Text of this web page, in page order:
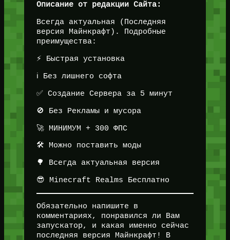
Описание от редакции Сайта:
Всегда актуальная (Последняя
версия Майнкрафт). Подробные
преимущества:
⚡ Быстрая установка
ℹ️ Без лишнего софта
✅ Создание Сервера за 5 минут
🚫 Без Рекламы и мусора
🚀 МИНИМУМ + 300 ФПС
🛠️ Можно поставить моды
🌳 Всегда актуальная версия
😎 Minecraft Realms Бесплатно
Обязательно напишите в
комментариях, понравился ли Вам
запускатор, и какая именно сейчас
последняя версия Майнкрафт! В